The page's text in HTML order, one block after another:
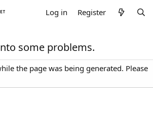
Log in Register
some problems.
the page was being generated. Please